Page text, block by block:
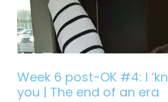
Week 6 post-OK #4: I
you | The end of an era